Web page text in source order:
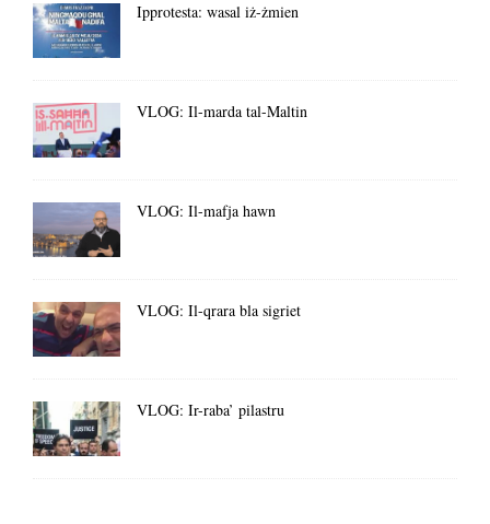
Ipprotesta: wasal iż-żmien
VLOG: Il-marda tal-Maltin
VLOG: Il-mafja hawn
VLOG: Il-qrara bla sigriet
VLOG: Ir-raba’ pilastru